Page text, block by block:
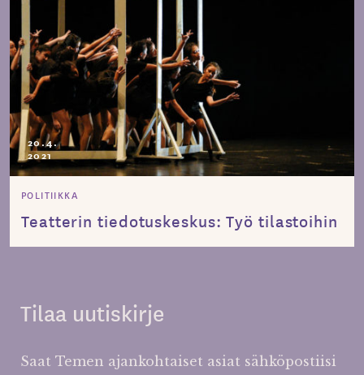
20.4.
2021
POLITIIKKA
Teatterin tiedotuskeskus: Työ tilastoihin
Tilaa uutiskirje
Saat Temen ajankohtaiset asiat sähköpostiisi